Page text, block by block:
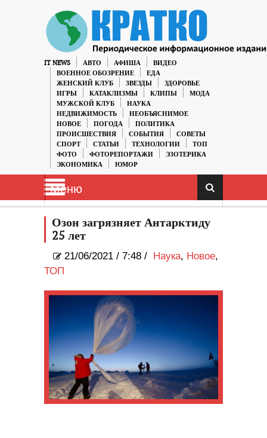
IT NEWS АВТО АФИША
ВИДЕО
ВОЕННОЕ ОБОЗРЕНИЕ
ЕДА
ЖЕНСКИЙ КЛУБ
ЗВЕЗДЫ
ЗДОРОВЬЕ
ИГРЫ
КАТАКЛИЗМЫ КЛИПЫ
МОДА
МУЖСКОЙ КЛУБ
НАУКА
НЕДВИЖИМОСТЬ
НЕОБЪЯСНИМОЕ
НОВОЕ
ПОГОДА
ПОЛИТИКА
ПРОИСШЕСТВИЯ
СОБЫТИЯ
СОВЕТЫ
СПОРТ
СТАТЬИ ТЕХНОЛОГИИ
ТОП
ФОТО
ФОТОРЕПОРТАЖИ
ЭЗОТЕРИКА
ЭКОНОМИКА
ЮМОР
Меню
Озон загрязняет Антарктиду
25 лет
21/06/2021 / 7:48 / Наука, Новое,
ТОП